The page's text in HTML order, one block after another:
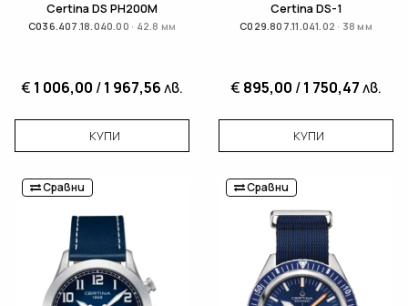
Certina DS PH200M
C036.407.18.040.00 · 42.8 мм
€ 1 006,00 /1 967,56лв.
КУПИ
Certina DS-1
C029.807.11.041.02 · 38 мм
€ 895,00 /1 750,47лв.
КУПИ
Сравни Сравни